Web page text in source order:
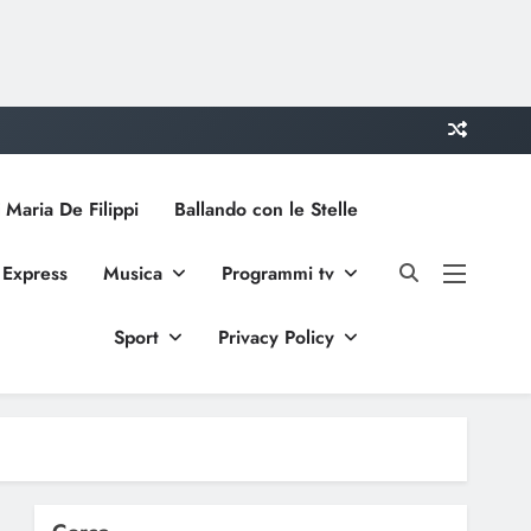
De Filippi Ballando con le Stelle
Musica Programmi tv
Sport Privacy Policy